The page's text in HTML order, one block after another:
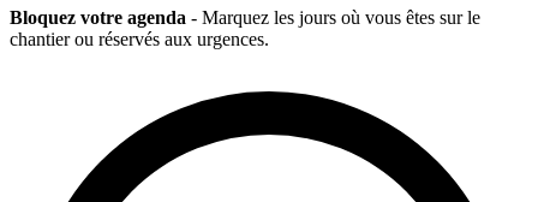
Bloquez votre agenda - Marquez les jours où vous êtes sur le
chantier ou réservés aux urgences.